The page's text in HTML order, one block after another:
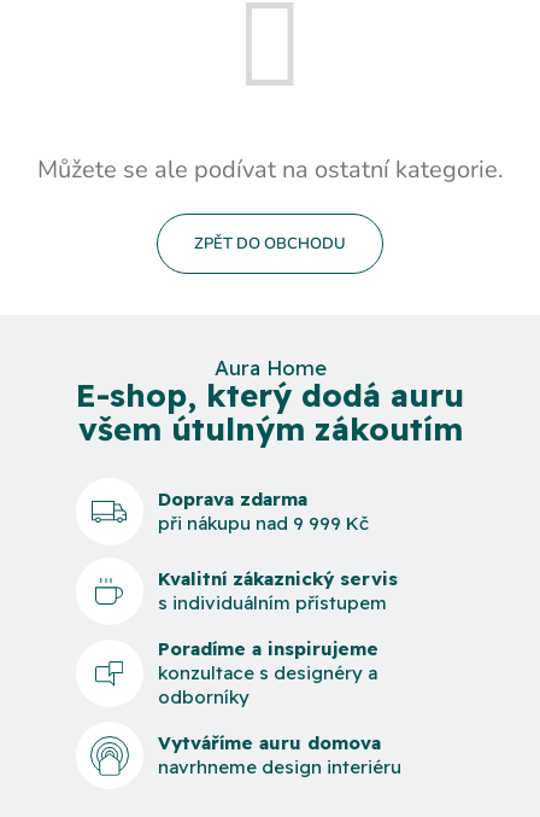
Můžete se ale podívat na ostatní kategorie.
ZPĚT DO OBCHODU
Aura Home
E-shop, který dodá auru
všem útulným zákoutím
Doprava zdarma
při nákupu nad 9 999 Kč
Kvalitní zákaznický servis
s individuálním přístupem
Poradíme a inspirujeme
konzultace s designéry a
odborníky
Vytváříme auru domova
navrhneme design interiéru